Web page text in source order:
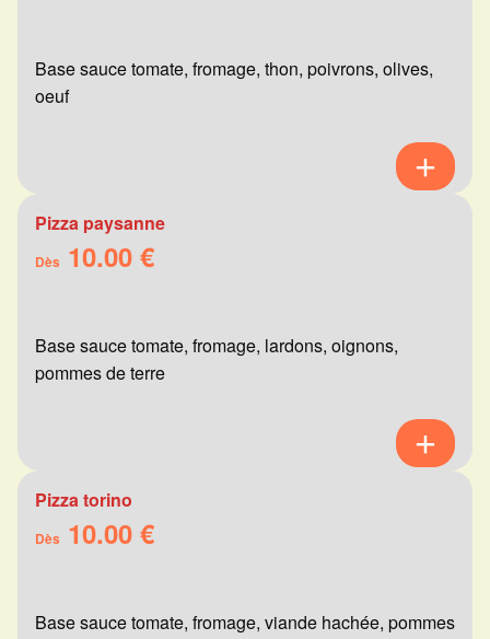
Base sauce tomate, fromage, thon, poivrons, olives,
oeuf
Pizza paysanne
Dès 10.00 €
Base sauce tomate, fromage, lardons, oignons,
pommes de terre
Pizza torino
Dès 10.00 €
Base sauce tomate, fromage, viande hachée, pommes